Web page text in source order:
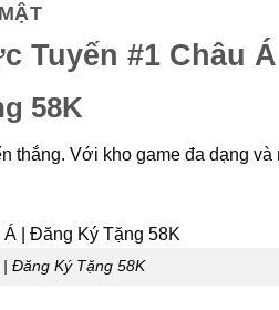
Tuyến #1 Châu
58K
Với kho game đa dạng
| Đăng Ký Tặng 58K